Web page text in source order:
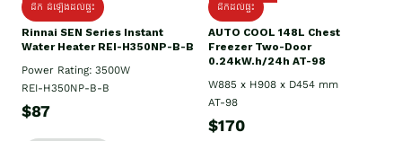
ដឹក ដំឡើងដល់ផ្ទះ
Rinnai SEN Series Instant
Water Heater REI-H350NP-B-B
Power Rating: 3500W
REI-H350NP-B-B
$87
ដឹកដល់ផ្ទះ
AUTO COOL 148L Chest
Freezer Two-Door
0.24kW.h/24h AT-98
W885 x H908 x D454 mm
AT-98
$170